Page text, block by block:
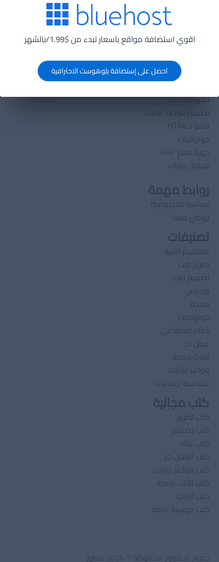
اقوي استضافة مواقع باسعار تبدء من $1.99/بالشهر
احصل على إستضافة بلوهوست الاحترافية
كيف تصبح مهندس تعلم آلي محترفًا في 2025؟
ما هي هياكل البيانات ولماذا نحتاجها؟
ما هي تقنية لانج تشين (lang chain) ولماذا يجب عليك
الإهتمام بها؟
الدورات
الدورات
تصميم قواعد بيانات
تعلم HTML5
خوارزميات
دورة تعلم PHP
هياكل بيانات
روابط مهمة
سياسة الخصوصية
تواصل معنا
تصنيفات
مفاهيم تقنية
تطوير ويب
تصميم ويب
وردبرس
برمجة
خوارزميات
ذكاء اصطناعى
عمل حر
لغات برمجة
قواعد بيانات
هندسىة برمجيات
كتب مجانية
كتب تطوير
كتب تصميم
كتب عتاد
كتب العمل حر
كتب قواعد بيانات
كتب لغات برمجة
كتب انترنت
كتب حوسبة عامة